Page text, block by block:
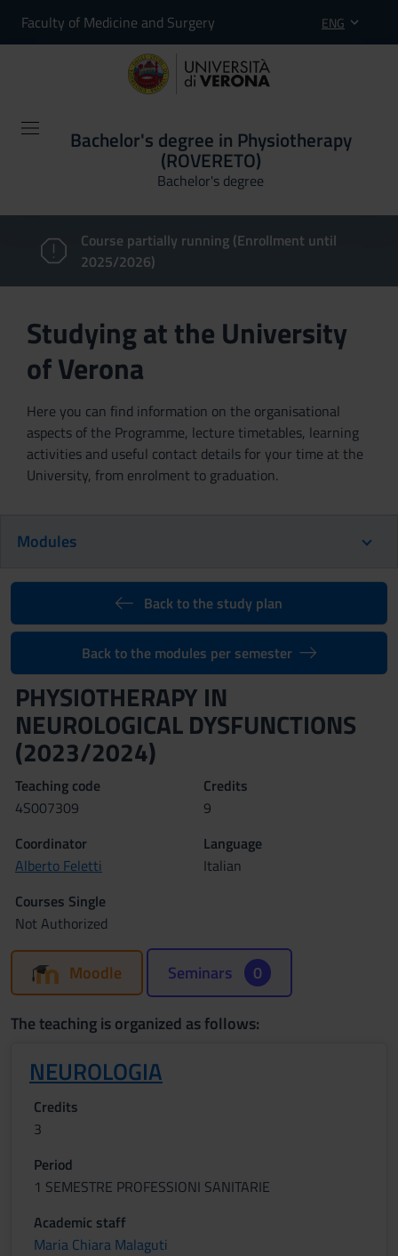
Faculty of Medicine and Surgery ENG
Bachelor's degree in Physiotherapy
(ROVERETO)
Bachelor's degree
Course partially running (Enrollment until
2025/2026)
Studying at the University
of Verona
Here you can find information on the organisational
aspects of the Programme, lecture timetables, learning
activities and useful contact details for your time at the
University, from enrolment to graduation.
Modules
Back to the study plan
Back to the modules per semester
PHYSIOTHERAPY IN
NEUROLOGICAL DYSFUNCTIONS
(2023/2024)
Teaching code
4S007309
Credits
9
Coordinator
Alberto Feletti
Language
Italian
Courses Single
Not Authorized
Moodle Seminars 0
The teaching is organized as follows:
NEUROLOGIA
Credits
3
Period
1 SEMESTRE PROFESSIONI SANITARIE
Academic staff
Maria Chiara Malaguti